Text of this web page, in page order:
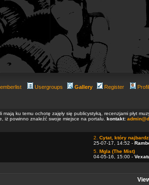
Usergroups Gallery Register
mają ku temu ochotę zajęły się publicystyką, recenzjami płyt
iż powinno znaleźć swoje miejsce na portalu. kontakt:
2. Cytat, który
25-07-17, 14:52 -
5. Mgla (The Mist)
04-05-16, 15:00 -